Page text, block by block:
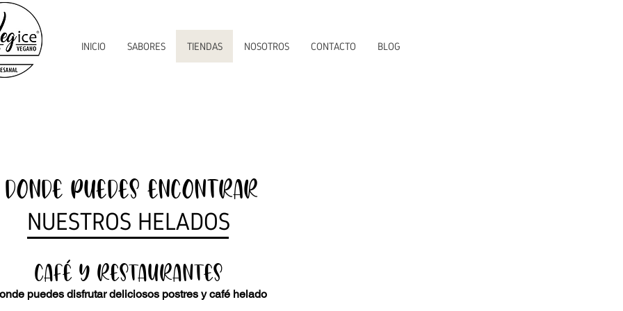
INICIO SABORES TIENDAS NOSOTROS CONTACTO BLOG
Donde puedes encontrar
NUESTROS HELADOS
Café y restaurantes
puedes disfrutar deliciosos postres y café helado